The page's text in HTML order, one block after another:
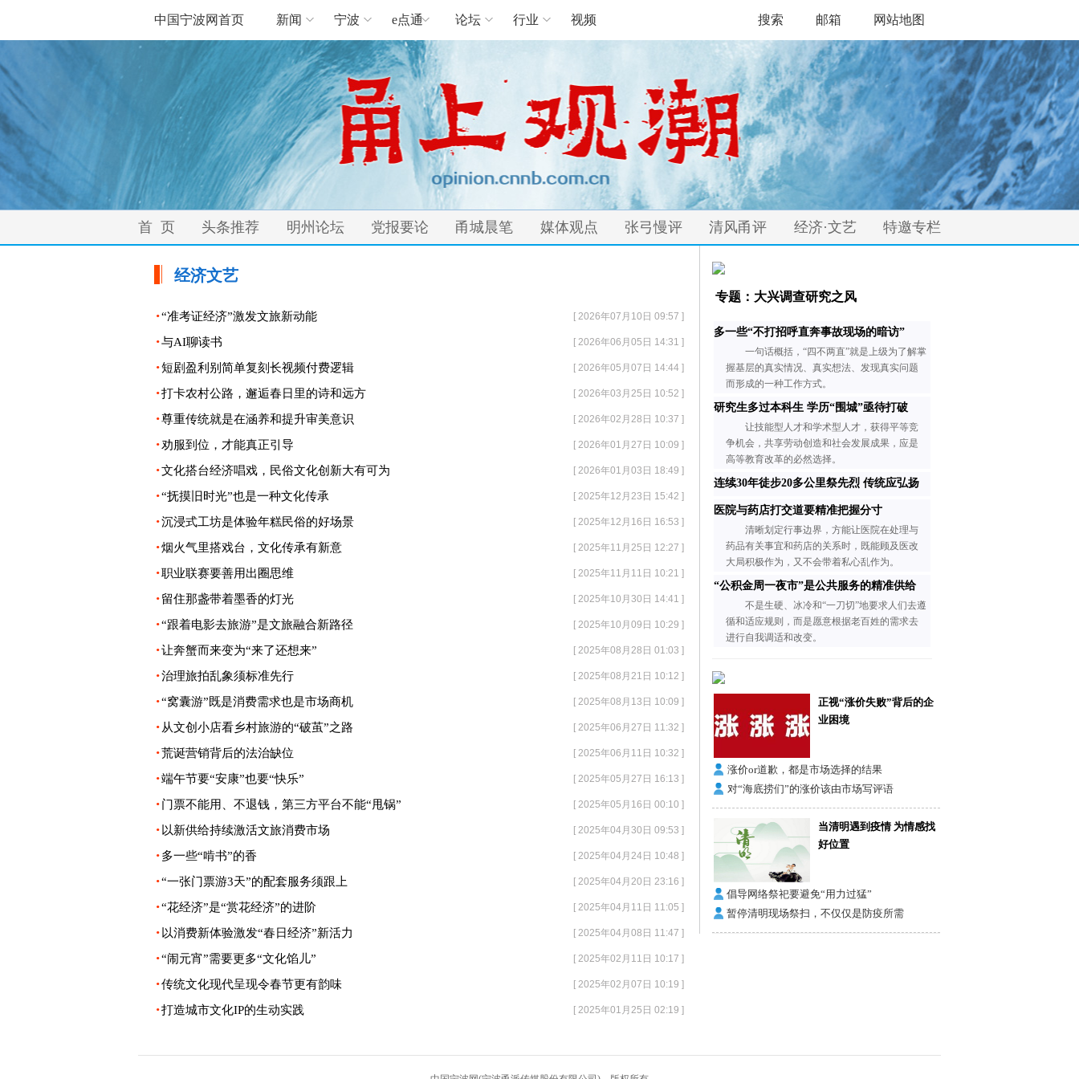
中国宁波网首页 新闻 宁波 e点通 论坛 行业 视频 搜索 邮箱 网站地图
首 页 头条推荐 明州论坛 党报要论 甬城晨笔 媒体观点 张弓慢评 清风甬评 经济·文艺 特邀专栏
经济文艺
·“准考证经济”激发文旅新动能 [ 2026年07月10日 09:57 ]
·与AI聊读书 [ 2026年06月05日 14:31 ]
·短剧盈利别简单复刻长视频付费逻辑 [ 2026年05月07日 14:44 ]
·打卡农村公路，邂逅春日里的诗和远方 [ 2026年03月25日 10:52 ]
·尊重传统就是在涵养和提升审美意识 [ 2026年02月28日 10:37 ]
·劝服到位，才能真正引导 [ 2026年01月27日 10:09 ]
·文化搭台经济唱戏，民俗文化创新大有可为 [ 2026年01月03日 18:49 ]
·“抚摸旧时光”也是一种文化传承 [ 2025年12月23日 15:42 ]
·沉浸式工坊是体验年糕民俗的好场景 [ 2025年12月16日 16:53 ]
·烟火气里搭戏台，文化传承有新意 [ 2025年11月25日 12:27 ]
·职业联赛要善用出圈思维 [ 2025年11月11日 10:21 ]
·留住那盏带着墨香的灯光 [ 2025年10月30日 14:41 ]
·“跟着电影去旅游”是文旅融合新路径 [ 2025年10月09日 10:29 ]
·让奔蟹而来变为“来了还想来” [ 2025年08月28日 01:03 ]
·治理旅拍乱象须标准先行 [ 2025年08月21日 10:12 ]
·“窝囊游”既是消费需求也是市场商机 [ 2025年08月13日 10:09 ]
· 从文创小店看乡村旅游的“破茧”之路 [ 2025年06月27日 11:32 ]
·荒诞营销背后的法治缺位 [ 2025年06月11日 10:32 ]
·端午节要“安康”也要“快乐” [ 2025年05月27日 16:13 ]
·门票不能用、不退钱，第三方平台不能“甩锅” [ 2025年05月16日 00:10 ]
· 以新供给持续激活文旅消费市场 [ 2025年04月30日 09:53 ]
·多一些“啃书”的香 [ 2025年04月24日 10:48 ]
·“一张门票游3天”的配套服务须跟上 [ 2025年04月20日 23:16 ]
·“花经济”是“赏花经济”的进阶 [ 2025年04月11日 11:05 ]
· 以消费新体验激发“春日经济”新活力 [ 2025年04月08日 11:47 ]
·“闹元宵”需要更多“文化馅儿” [ 2025年02月11日 10:17 ]
·传统文化现代呈现令春节更有韵味 [ 2025年02月07日 10:19 ]
·打造城市文化IP的生动实践 [ 2025年01月25日 02:19 ]
专题：大兴调查研究之风
多一些“不打招呼直奔事故现场的暗访”
一句话概括，“四不两直”就是上级为了解掌
握基层的真实情况、真实想法、发现真实问题
而形成的一种工作方式。
研究生多过本科生 学历“围城”亟待打破
让技能型人才和学术型人才，获得平等竞
争机会，共享劳动创造和社会发展成果，应是
高等教育改革的必然选择。
连续30年徒步20多公里祭先烈 传统应弘扬
医院与药店打交道要精准把握分寸
清晰划定行事边界，方能让医院在处理与
药品有关事宜和药店的关系时，既能顾及医改
大局积极作为，又不会带着私心乱作为。
“公积金周一夜市”是公共服务的精准供给
不是生硬、冰冷和“一刀切”地要求人们去遵
循和适应规则，而是愿意根据老百姓的需求去
进行自我调适和改变。
正视“涨价失败”背后的企
业困境
涨价or道歉，都是市场选择的结果
对“海底捞们”的涨价该由市场写评语
当清明遇到疫情 为情感找
好位置
倡导网络祭祀要避免“用力过猛”
暂停清明现场祭扫，不仅仅是防疫所需